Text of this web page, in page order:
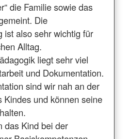
die Familie sowie das
Die
ist also sehr wichtig für
Alltag.
liegt sehr viel
und Dokumentation.
sind wir nah an der
Kindes und können seine
das Kind bei der